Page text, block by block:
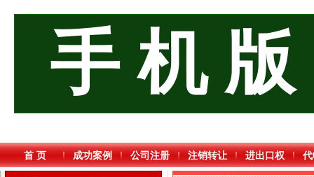
手 机 版
首 页 成功案例 公司注册 注销转让 进出口权